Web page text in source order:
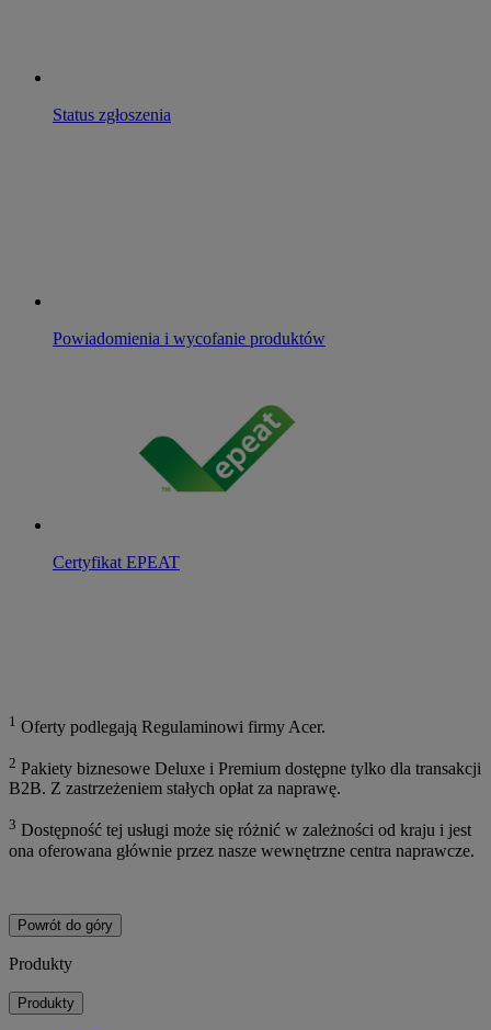
Status zgłoszenia
Powiadomienia i wycofanie produktów
Certyfikat EPEAT
1 Oferty podlegają Regulaminowi firmy Acer.
2 Pakiety biznesowe Deluxe i Premium dostępne tylko dla transakcji
B2B. Z zastrzeżeniem stałych opłat za naprawę.
3 Dostępność tej usługi może się różnić w zależności od kraju i jest
ona oferowana głównie przez nasze wewnętrzne centra naprawcze.
Powrót do góry
Produkty
Produkty